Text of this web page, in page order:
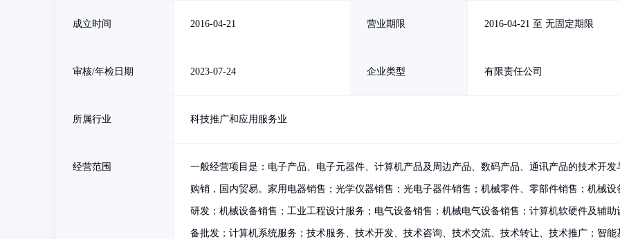
成立时间 2016-04-21 营业期限 2016-04-21 至 无固定期限
审核/年检日期 2023-07-24 企业类型 有限责任公司
所属行业 科技推广和应用服务业
经营范围 一般经营项目是：电子产品、电子元器件、计算机产品及周边产品、数码产品、通讯产品的技术开发
购销，国内贸易。家用电器销售；光学仪器销售；光电子器件销售；机械零件、零部件销售；机械设
研发；机械设备销售；工业工程设计服务；电气设备销售；机械电气设备销售；计算机软硬件及辅助
备批发；计算机系统服务；技术服务、技术开发、技术咨询、技术交流、技术转让、技术推广；智能